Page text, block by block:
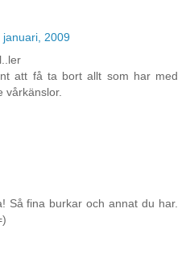
januari, 2009
att få ta bort allt som har med
vårkänslor.
Så fina burkar och annat du har.